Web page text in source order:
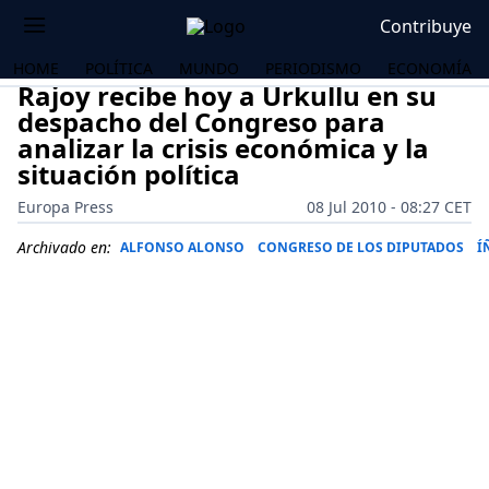
Contribuye
HOME POLÍTICA MUNDO PERIODISMO ECONOMÍA
Rajoy recibe hoy a Urkullu en su
despacho del Congreso para
analizar la crisis económica y la
situación política
Europa Press
08 Jul 2010 - 08:27 CET
Archivado en: ALFONSO ALONSO CONGRESO DE LOS DIPUTADOS